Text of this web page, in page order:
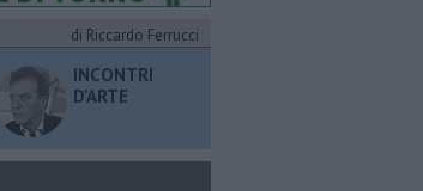
di Riccardo Ferrucci
INCONTRI
D'ARTE